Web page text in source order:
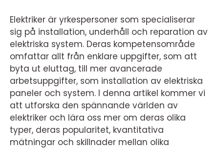
Elektriker är yrkespersoner som specialiserar
sig på installation, underhåll och reparation av
elektriska system. Deras kompetensområde
omfattar allt från enklare uppgifter, som att
byta ut eluttag, till mer avancerade
arbetsuppgifter, som installation av elektriska
paneler och system. I denna artikel kommer vi
att utforska den spännande världen av
elektriker och lära oss mer om deras olika
typer, deras popularitet, kvantitativa
mätningar och skillnader mellan olika